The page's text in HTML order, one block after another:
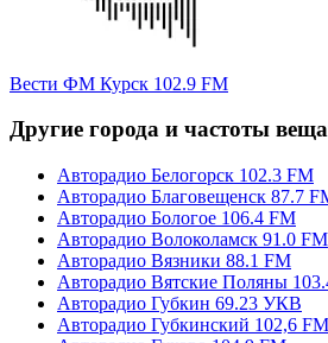
Вести ФМ Курск 102.9 FM
Другие города и частоты
Авторадио Белогорск 102.3 FM
Авторадио Благовещенск 87.7
Авторадио Бологое 106.4 FM
Авторадио Волоколамск 91.0 FM
Авторадио Вязники 88.1 FM
Авторадио Вятские Поляны
Авторадио Губкин 69.23 УКВ
Авторадио Губкинский 102,6 FM